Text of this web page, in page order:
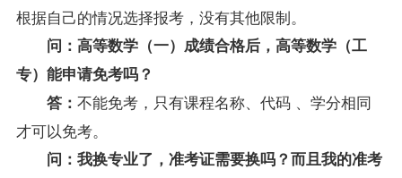
根据自己的情况选择报考，没有其他限制。
问： 高等数学（一） 成绩合格后， 高等数学（工
专） 能申请免考吗？
答： 不能免考，只有课程名称、代码 、学分相同
才可以免考。
问：我换专业了，准考证需要换吗？而且我的准考